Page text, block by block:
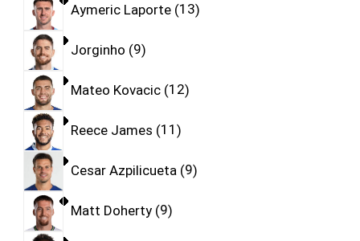
Aymeric Laporte 13
Jorginho 9
Mateo Kovacic 12
Reece James 11
Cesar Azpilicueta 9
Matt Doherty 9